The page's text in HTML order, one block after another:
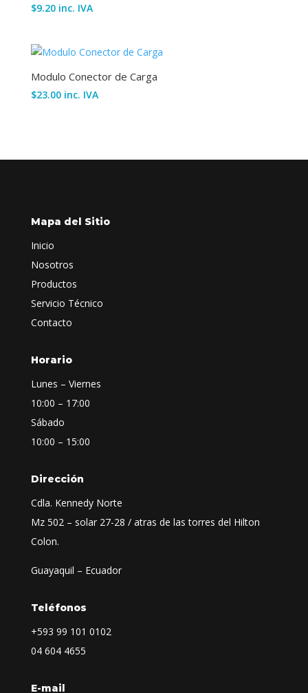
$9.20 inc. IVA
Modulo Conector de Carga
$23.00 inc. IVA
Mapa del Sitio
Inicio
Nosotros
Productos
Servicio Técnico
Contacto
Horario
Lunes – Viernes
10:00 – 17:00
Sábado
10:00 – 15:00
Dirección
Cdla. Kennedy Norte
Mz 502 – solar 27-28 / atras de las torres del Hilton
Colon.
Guayaquil – Ecuador
Teléfonos
+593 99 101 0102
04 604 4655
E-mail